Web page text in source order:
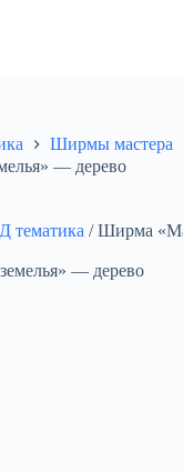
Ширмы мастера
— дерево
тематика / Ширма